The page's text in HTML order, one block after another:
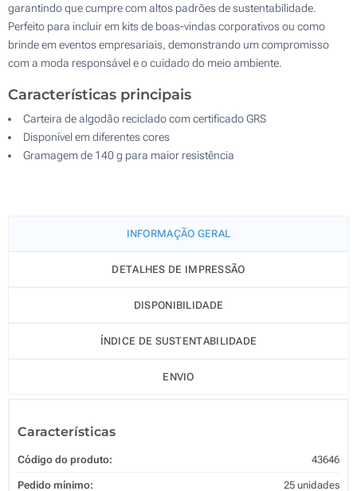
garantindo que cumpre com altos padrões de sustentabilidade.
Perfeito para incluir em kits de boas-vindas corporativos ou como
brinde em eventos empresariais, demonstrando um compromisso
com a moda responsável e o cuidado do meio ambiente.
Características principais
Carteira de algodão reciclado com certificado GRS
Disponível em diferentes cores
Gramagem de 140 g para maior resistência
INFORMAÇÃO GERAL
DETALHES DE IMPRESSÃO
DISPONIBILIDADE
ÍNDICE DE SUSTENTABILIDADE
ENVIO
Características
Código do produto: 43646
Pedido mínimo: 25 unidades